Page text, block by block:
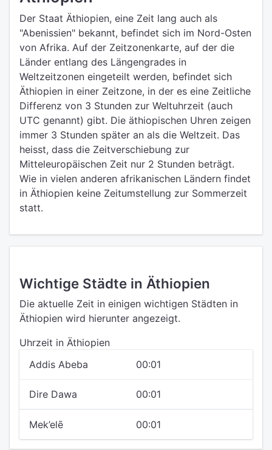
Der Staat Äthiopien, eine Zeit lang auch als
"Abenissien" bekannt, befindet sich im Nord-Osten
von Afrika. Auf der Zeitzonenkarte, auf der die
Länder entlang des Längengrades in
Weltzeitzonen eingeteilt werden, befindet sich
Äthiopien in einer Zeitzone, in der es eine Zeitliche
Differenz von 3 Stunden zur Weltuhrzeit (auch
UTC genannt) gibt. Die äthiopischen Uhren zeigen
immer 3 Stunden später an als die Weltzeit. Das
heisst, dass die Zeitverschiebung zur
Mitteleuropäischen Zeit nur 2 Stunden beträgt.
Wie in vielen anderen afrikanischen Ländern findet
in Äthiopien keine Zeitumstellung zur Sommerzeit
statt.
Wichtige Städte in Äthiopien
Die aktuelle Zeit in einigen wichtigen Städten in
Äthiopien wird hierunter angezeigt.
Uhrzeit in Äthiopien
Addis Abeba
00:01
Dire Dawa 00:01
Mek’elē 00:01